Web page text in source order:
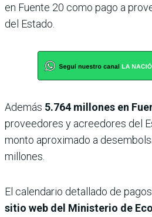
en Fuente 20 como pago a
del Estado.
Además 5.764 millones en
proveedores y acreedores del
monto aproximado a
millones.
El calendario detallado de
sitio web del Ministerio de